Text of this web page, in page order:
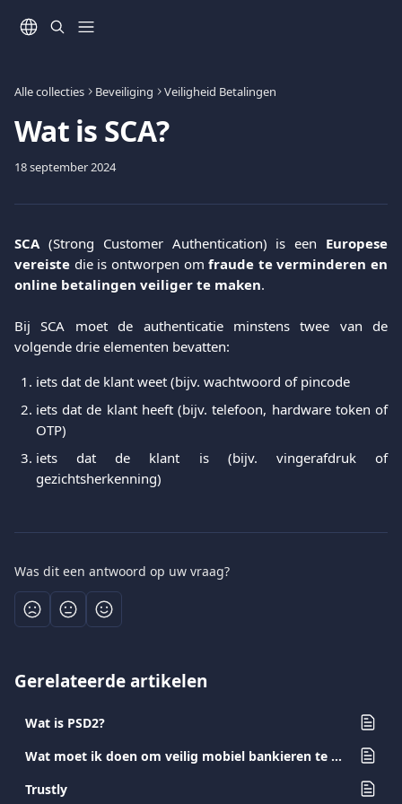
Alle collecties Beveiliging Veiligheid Betalingen
Wat is SCA?
18 september 2024
SCA(Strong Customer Authentication) is een Europese
vereiste die is ontworpen omfraude te verminderen en
online betalingen veiliger te maken.
Bij SCA moet de authenticatie minstens twee van de
volgende drie elementen bevatten:
iets dat de klant weet (bijv. wachtwoord of pincode
iets dat de klant heeft (bijv. telefoon, hardware token of
OTP)
iets dat de klant is (bijv. vingerafdruk of
gezichtsherkenning)
Was dit een antwoord op uw vraag?
Gerelateerde artikelen
Wat is PSD2?
Wat moet ik doen om veilig mobiel bankieren te garanderen?
Trustly